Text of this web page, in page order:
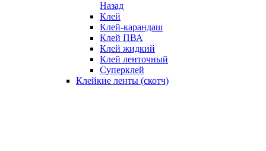
Назад
Клей
Клей-карандаш
Клей ПВА
Клей жидкий
Клей ленточный
Суперклей
Клейкие ленты (скотч)